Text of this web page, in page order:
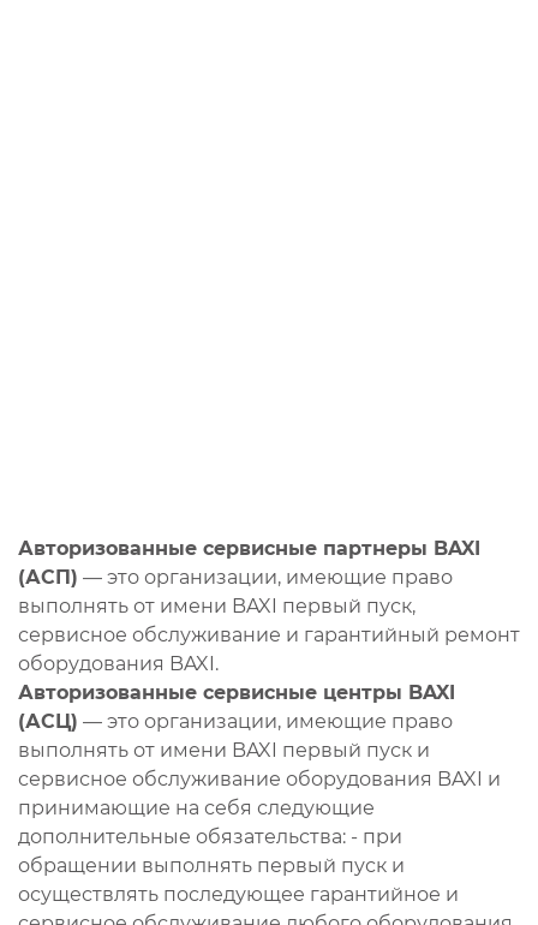
Авторизованные сервисные партнеры BAXI
(АСП) — это организации, имеющие право
выполнять от имени BAXI первый пуск,
сервисное обслуживание и гарантийный ремонт
оборудования BAXI.
Авторизованные сервисные центры BAXI
(АСЦ) — это организации, имеющие право
выполнять от имени BAXI первый пуск и
сервисное обслуживание оборудования BAXI и
принимающие на себя следующие
дополнительные обязательства: - при
обращении выполнять первый пуск и
осуществлять последующее гарантийное и